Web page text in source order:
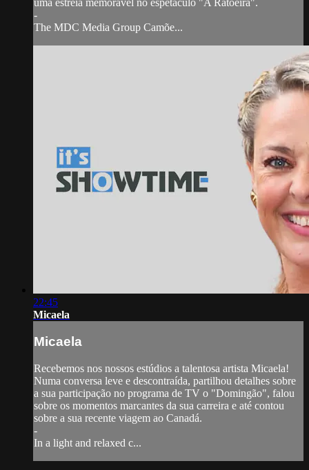
-
The MDC Media Group Camõe...
22:45
Micaela
Micaela
Recebemos nos nossos estúdios a talentosa artista Micaela!
Numa conversa leve e descontraída, partilhou detalhes sobre
a sua participação no programa de TV o "Domingão", falou
sobre os momentos marcantes da sua carreira e até contou
sobre a sua recente viagem ao Canadá.
-
In a light and relaxed c...